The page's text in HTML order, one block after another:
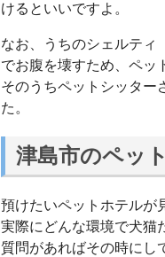
けるといいですよ。
なお、うちのシェルティ
でお腹を壊すため、ペッ
そのうちペットシッター
た。
津島市のペッ
預けたいペットホテルが
実際にどんな環境で犬猫
質問があればその時にし